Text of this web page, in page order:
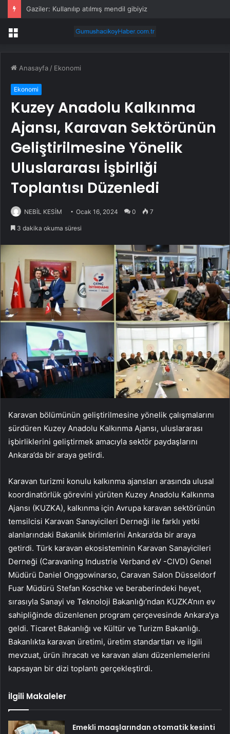
Gaziler: Kullanılıp atılmış mendil gibiyiz
Menü
Anasayfa / Ekonomi
Ekonomi
Kuzey Anadolu Kalkınma
Ajansı, Karavan Sektörünün
Geliştirilmesine Yönelik
Uluslararası İşbirliği
Toplantısı Düzenledi
NEBİL KESİM Ocak 16, 2024 0 7
3 dakika okuma süresi
Karavan bölümünün geliştirilmesine yönelik çalışmalarını
sürdüren Kuzey Anadolu Kalkınma Ajansı, uluslararası
işbirliklerini geliştirmek amacıyla sektör paydaşlarını
Ankara’da bir araya getirdi.
Karavan turizmi konulu kalkınma ajansları arasında ulusal
koordinatörlük görevini yürüten Kuzey Anadolu Kalkınma
Ajansı (KUZKA), kalkınma için Avrupa karavan sektörünün
temsilcisi Karavan Sanayicileri Derneği ile farklı yetki
alanlarındaki Bakanlık birimlerini Ankara’da bir araya
getirdi. Türk karavan ekosisteminin Karavan Sanayicileri
Derneği (Caravaning Industrie Verband eV -CIVD) Genel
Müdürü Daniel Onggowinarso, Caravan Salon Düsseldorf
Fuar Müdürü Stefan Koschke ve beraberindeki heyet,
sırasıyla Sanayi ve Teknoloji Bakanlığı’ndan KUZKA’nın ev
sahipliğinde düzenlenen program çerçevesinde Ankara’ya
geldi. Ticaret Bakanlığı ve Kültür ve Turizm Bakanlığı.
Bakanlıkta karavan üretimi, üretim standartları ve ilgili
mevzuat, ürün ihracatı ve karavan alanı düzenlemelerini
kapsayan bir dizi toplantı gerçekleştirdi.
İlgili Makaleler
Emekli maaşlarından otomatik kesinti